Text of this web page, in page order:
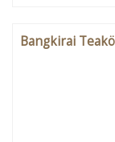
Bangkirai